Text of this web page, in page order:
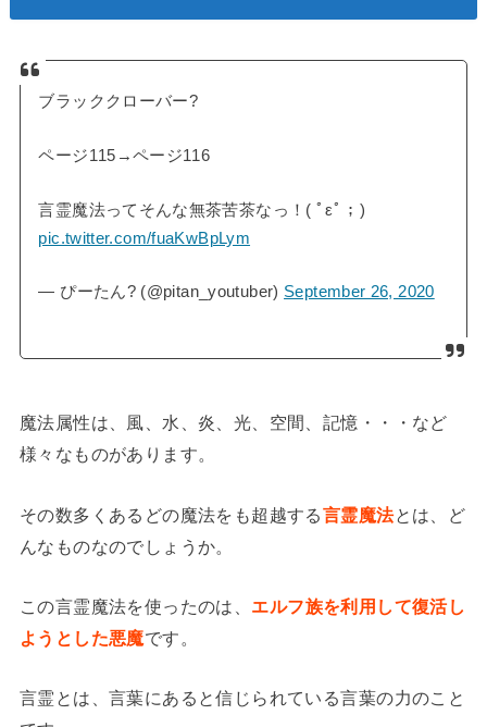
ブラッククローバー?
ページ115→ページ116
言霊魔法ってそんな無茶苦茶なっ！( ﾟεﾟ；)
pic.twitter.com/fuaKwBpLym
— ぴーたん? (@pitan_youtuber) September 26, 2020
魔法属性は、風、水、炎、光、空間、記憶・・・など
様々なものがあります。
その数多くあるどの魔法をも超越する言霊魔法とは、ど
んなものなのでしょうか。
この言霊魔法を使ったのは、 エルフ族を利用して復活し
ようとした悪魔です。
言霊とは、言葉にあると信じられている言葉の力のこと